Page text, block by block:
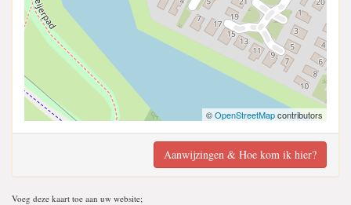
©OpenStreetMapcontributors
Aanwijzingen & Hoe kom ik hier?
Voeg deze kaart toe aan uw website;